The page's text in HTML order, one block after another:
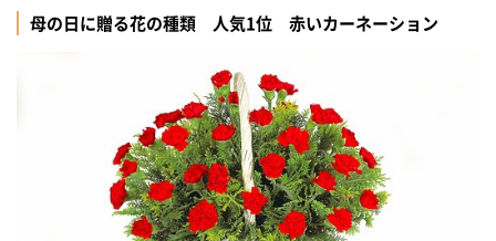
母の日に贈る花の種類 人気1位 赤いカーネーション